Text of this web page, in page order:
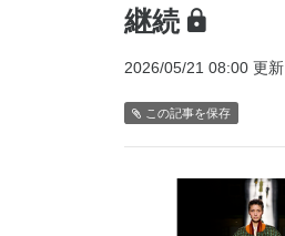
継続
2026/05/21 08:00 更新
この記事を保存